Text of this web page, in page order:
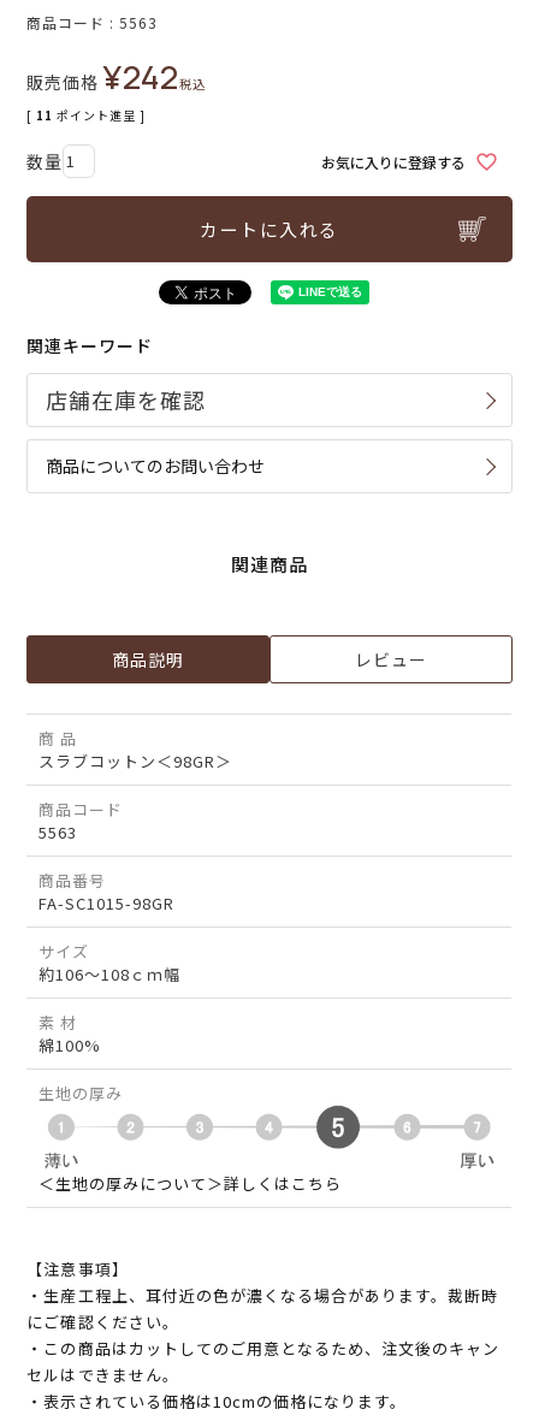
商品コード 5563
販売価格 ¥242税込
[ 11 ポイント進呈 ]
お気に入りに登録する
カートに入れる
関連キーワード
商品についてのお問い合わせ
関連商品
商品説明 レビュー
商 品
スラブコットン＜98GR＞
商品コード
5563
商品番号
FA-SC1015-98GR
サイズ
約106～108ｃｍ幅
素 材
綿100%
生地の厚み
＜生地の厚みについて＞詳しくはこちら
【注意事項】
・生産工程上、耳付近の色が濃くなる場合があります。裁断時
にご確認ください。
・この商品はカットしてのご用意となるため、注文後のキャン
セルはできません。
・表示されている価格は10cmの価格になります。